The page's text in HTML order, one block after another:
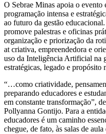
O Sebrae Minas apoia o evento
programação intensa e
ao futuro da gestão
promove palestras e oficinas
organização e priorização da
at criativa, empreendedora e
uso da Inteligência Artificial na
estratégicas, legado e propósito
“…como criatividade,
preparando educadores e
em constante transformação”,
Pollyanna Gontijo. Para a
educadores é um caminho
chegue, de fato, às salas de